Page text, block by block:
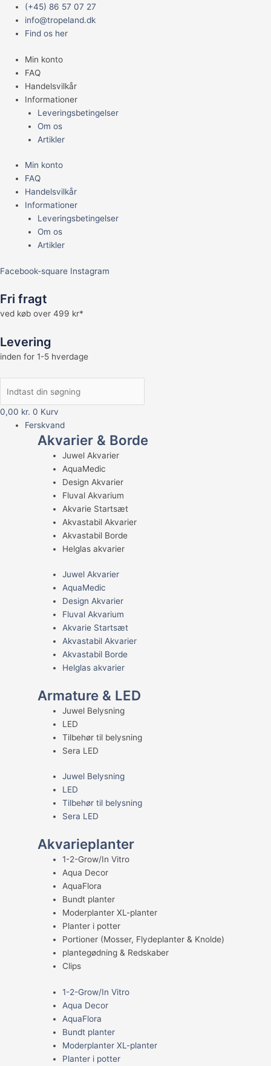
indholdet
(+45) 86 57 07 27
info@tropeland.dk
Find os her
Min konto
FAQ
Handelsvilkår
Informationer
Leveringsbetingelser
Om os
Artikler
Min konto
FAQ
Handelsvilkår
Informationer
Leveringsbetingelser
Om os
Artikler
Facebook-square Instagram
Fri fragt
ved køb over 499 kr*
Levering
inden for 1-5 hverdage
0,00 kr. 0 Kurv
Main
Menu
Ferskvand
Akvarier & Borde
Juwel Akvarier
AquaMedic
Design Akvarier
Fluval Akvarium
Akvarie Startsæt
Akvastabil Akvarier
Akvastabil Borde
Helglas akvarier
Juwel Akvarier
AquaMedic
Design Akvarier
Fluval Akvarium
Akvarie Startsæt
Akvastabil Akvarier
Akvastabil Borde
Helglas akvarier
Armature & LED
Juwel Belysning
LED
Tilbehør til belysning
Sera LED
Juwel Belysning
LED
Tilbehør til belysning
Sera LED
Akvarieplanter
1-2-Grow/In Vitro
Aqua Decor
AquaFlora
Bundt planter
Moderplanter XL-planter
Planter i potter
Portioner (Mosser, Flydeplanter & Knolde)
plantegødning & Redskaber
Clips
1-2-Grow/In Vitro
Aqua Decor
AquaFlora
Bundt planter
Moderplanter XL-planter
Planter i potter
Coral
Pins.
10
antal